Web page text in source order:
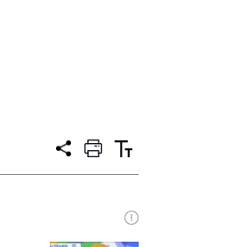
공
프
트
텍
트